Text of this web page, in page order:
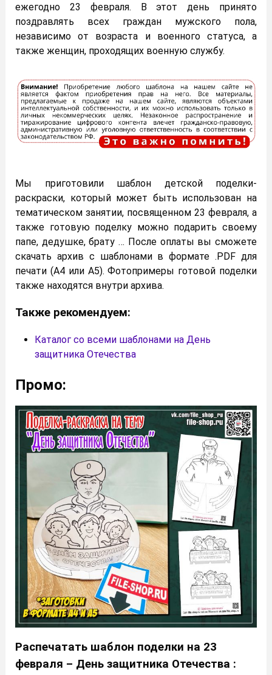
ежегодно 23 февраля. В этот день принято
поздравлять всех граждан мужского пола,
независимо от возраста и военного статуса, а
также женщин, проходящих военную службу.
Мы приготовили шаблон детской поделки-
раскраски, который может быть использован на
тематическом занятии, посвященном 23 февраля, а
также готовую поделку можно подарить своему
папе, дедушке, брату … После оплаты вы сможете
скачать архив с шаблонами в формате .PDF для
печати (А4 или А5). Фотопримеры готовой поделки
также находятся внутри архива.
Также рекомендуем:
Каталог со всеми шаблонами на День
защитника Отечества
Промо:
Распечатать шаблон поделки на 23
февраля – День защитника Отечества :